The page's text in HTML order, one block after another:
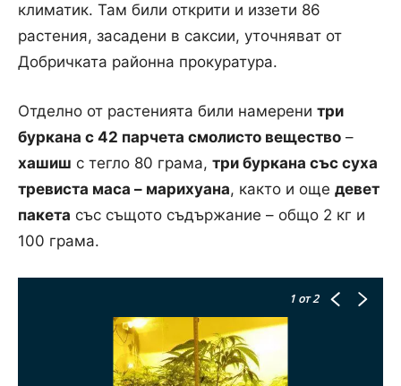
климатик. Там били открити и иззети 86
растения, засадени в саксии, уточняват от
Добричката районна прокуратура.
Отделно от растенията били намерени три
буркана с 42 парчета смолисто вещество –
хашиш с тегло 80 грама, три буркана със суха
тревиста маса – марихуана, както и още девет
пакета със същото съдържание – общо 2 кг и
100 грама.
1 от 2